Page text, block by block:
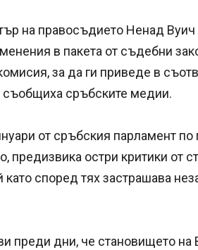
на правосъдието Ненад Вуич
в пакета от съдебни
за да ги приведе в
съобщиха сръбските медии.
от сръбския парламент
предизвика остри критики от
според тях застрашава
преди дни, че становището на